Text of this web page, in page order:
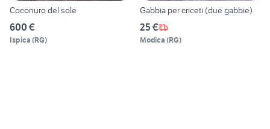
Coconuro del sole
600 €
Ispica (RG)
Gabbia per criceti (due gabbie)
25 €
Modica (RG)